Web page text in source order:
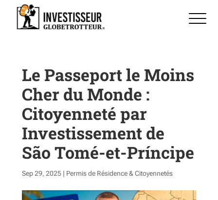
Le Passeport le Moins
Cher du Monde :
Citoyenneté par
Investissement de
São Tomé-et-Príncipe
Sep 29, 2025| Permis de Résidence & Citoyennetés